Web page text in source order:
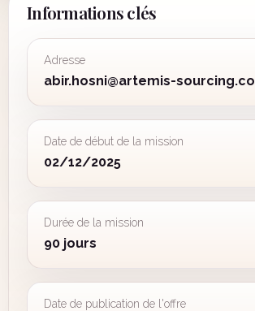
Informations clés
Adresse
abir.hosni@artemis-
Date de début de la mission
02/12/2025
Durée de la mission
90 jours
Date de publication de l'offre